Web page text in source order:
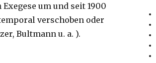
um und seit 1900
verschoben oder
Bultmann u. a. ).